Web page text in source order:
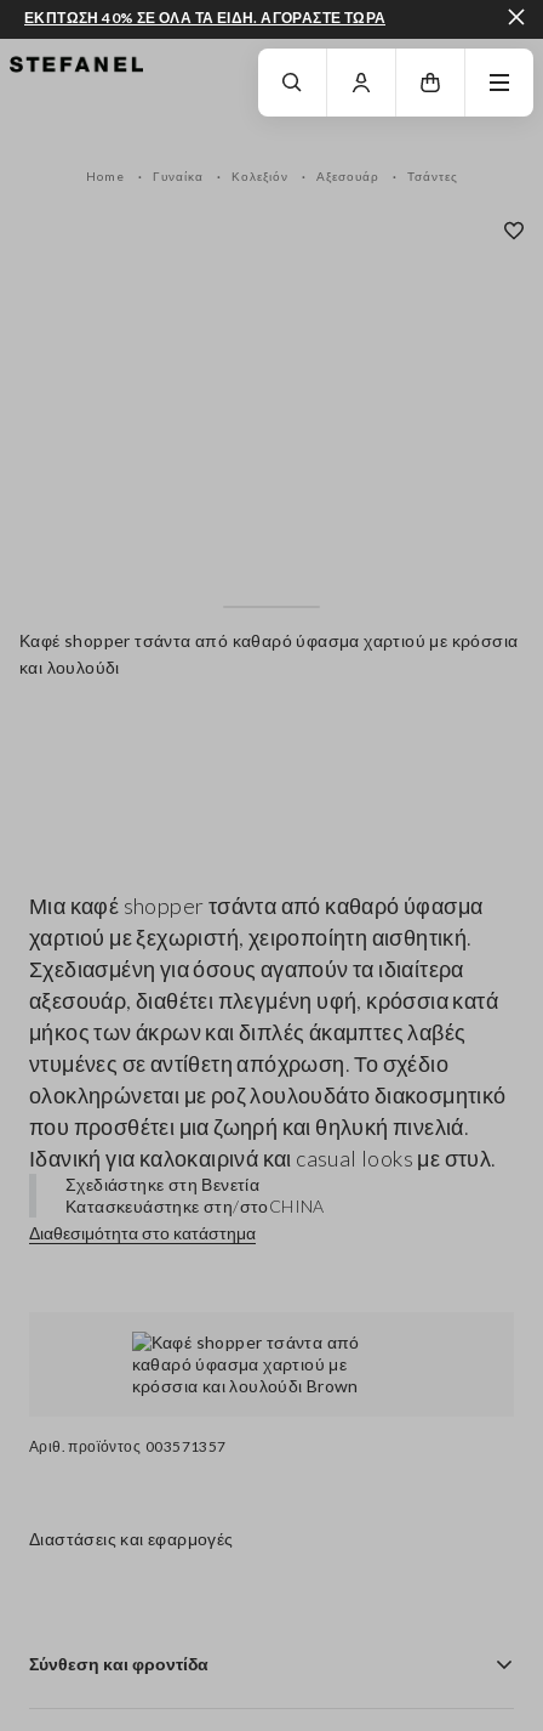
ΜΕΤΆΒΑΣΗ ΣΤΟ ΚΎΡΙΟ ΠΕΡΙΕΧΌΜΕΝΟΚΑΤΕΒΕΊΤΕ ΣΤΟ ΚΆΤΩ ΜΈΡΟΣ
ΕΚΠΤΩΣΗ 40% ΣΕ ΟΛΑ ΤΑ ΕΙΔΗ. ΑΓΟΡΑΣΤΕ ΤΩΡΑ
Home Γυναίκα Κολεξιόν Αξεσουάρ Τσάντες
Καφέ shopper τσάντα από καθαρό ύφασμα χαρτιού με κρόσσια
και λουλούδι
Αριθ. προϊόντος 003571357
Μια καφέ shopper τσάντα από καθαρό ύφασμα
χαρτιού με ξεχωριστή, χειροποίητη αισθητική.
Σχεδιασμένη για όσους αγαπούν τα ιδιαίτερα
αξεσουάρ, διαθέτει πλεγμένη υφή, κρόσσια κατά
μήκος των άκρων και διπλές άκαμπτες λαβές
ντυμένες σε αντίθετη απόχρωση. Το σχέδιο
ολοκληρώνεται με ροζ λουλουδάτο διακοσμητικό
που προσθέτει μια ζωηρή και θηλυκή πινελιά.
Ιδανική για καλοκαιρινά και casual looks με στυλ.
Σχεδιάστηκε στη Βενετία
Κατασκευάστηκε στη/στοCHINA
Διαθεσιμότητα στο κατάστημα
Διαστάσεις και εφαρμογές
Σύνθεση και φροντίδα